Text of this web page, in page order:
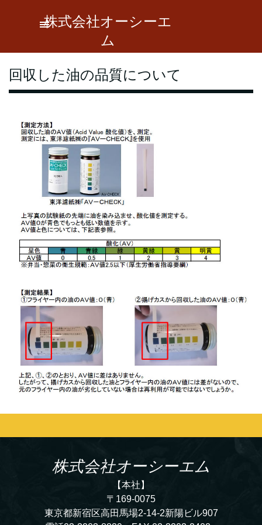
株式会社オーシーエ
ム
メニューをスキップ
回収した油の品質について
株式会社オーシーエム
【本社】
〒169-0075
東京都新宿区高田馬場2-14-2新陽ビル907